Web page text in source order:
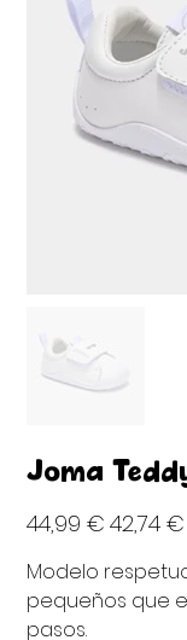
Joma
original
44,99 € de
42,74 €
Modelo
pequeños que
pasos.